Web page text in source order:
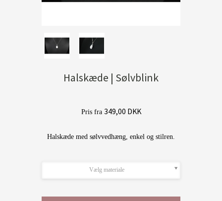
Halskæde | Sølvblink
Pris fra 349,00 DKK
Halskæde med sølvvedhæng, enkel og stilren.
Vælg materiale